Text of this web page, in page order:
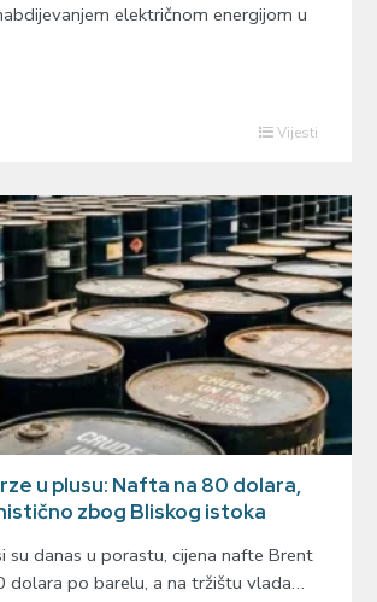
električnom energijom u
Vijesti
u plusu: Nafta na 80 dolara,
zbog Bliskog istoka
su danas u porastu, cijena nafte Brent
dolara po barelu, a na tržištu vlada…